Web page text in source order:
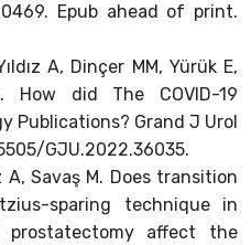
Epub ahead of print.
A, Dinçer MM, Yürük E,
How did The COVID-19
Publications? Grand J Urol
GJU.2022.36035.
A, Savaş M. Does transition
sparing technique in
prostatectomy affect the